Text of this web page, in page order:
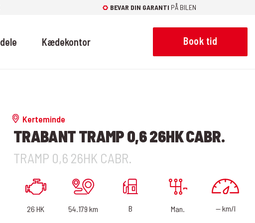
BEVAR DIN GARANTI PÅ BILEN
Kædekontor Book tid
Kerteminde
TRABANT TRAMP 0,6 26HK CABR.
TRAMP 0,6 26HK CABR.
26 HK 54.179 km B Man. — km/l